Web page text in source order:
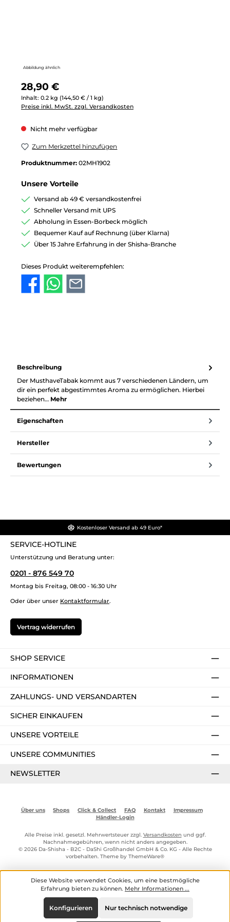
Abbildung ähnlich
Regulärer Preis:
28,90 €
Inhalt: 0.2 kg (144,50 € / 1 kg)
Preise inkl. MwSt. zzgl. Versandkosten
Nicht mehr verfügbar
Zum Merkzettel hinzufügen
Produktnummer: 02MH1902
Unsere Vorteile
Versand ab 49 € versandkostenfrei
Schneller Versand mit UPS
Abholung in Essen-Borbeck möglich
Bequemer Kauf auf Rechnung (über Klarna)
Über 15 Jahre Erfahrung in der Shisha-Branche
Dieses Produkt weiterempfehlen:
Beschreibung
Der MusthaveTabak kommt aus 7 verschiedenen Ländern, um
dir ein perfekt abgestimmtes Aroma zu ermöglichen. Hierbei
beziehen… Mehr
Eigenschaften
Hersteller
Bewertungen
Kostenloser Versand ab 49 Euro*
SERVICE-HOTLINE
Unterstützung und Beratung unter:
0201 - 876 549 70
Montag bis Freitag, 08:00 - 16:30 Uhr
Oder über unser Kontaktformular.
Vertrag widerrufen
SHOP SERVICE
INFORMATIONEN
ZAHLUNGS- UND VERSANDARTEN
SICHER EINKAUFEN
UNSERE VORTEILE
UNSERE COMMUNITIES
NEWSLETTER
Über uns Shops Click & Collect FAQ Kontakt
Impressum
Händler-Login
Alle Preise inkl. gesetzl. Mehrwertsteuer zzgl. Versandkosten und ggf.
Nachnahmegebühren, wenn nicht anders angegeben.
© 2026 Da-Shisha - B2C - DaShi Großhandel GmbH & Co. KG - Alle Rechte
vorbehalten. Theme by ThemeWare®
Diese Website verwendet Cookies, um eine bestmögliche
Erfahrung bieten zu können. Mehr Informationen ...
Nur technisch notwendige
Konfigurieren